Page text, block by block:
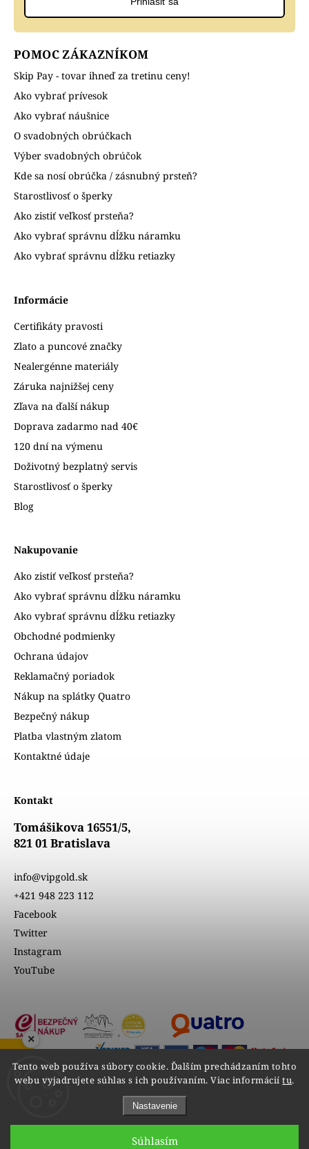
Tento web používa súbory cookie. Ďalším prechádzaním tohto
webu vyjadrujete súhlas s ich používaním. Viac informáciítu.
Nastavenie
Súhlasím
POMOC ZÁKAZNÍKOM
Skip Pay - tovar ihneď za tretinu ceny!
Ako vybrať prívesok
Ako vybrať náušnice
O svadobných obrúčkach
Výber svadobných obrúčok
Kde sa nosí obrúčka / zásnubný prsteň?
Starostlivosť o šperky
Ako zistiť veľkosť prsteňa?
Ako vybrať správnu dĺžku náramku
Ako vybrať správnu dĺžku retiazky
Informácie
Certifikáty pravosti
Zlato a puncové značky
Nealergénne materiály
Záruka najnižšej ceny
Zľava na ďalší nákup
Doprava zadarmo nad 40€
120 dní na výmenu
Doživotný bezplatný servis
Starostlivosť o šperky
Blog
Nakupovanie
Ako zistiť veľkosť prsteňa?
Ako vybrať správnu dĺžku náramku
Ako vybrať správnu dĺžku retiazky
Obchodné podmienky
Ochrana údajov
Reklamačný poriadok
Nákup na splátky Quatro
Bezpečný nákup
Platba vlastným zlatom
Kontaktné údaje
Kontakt
Tomášikova 16551/5,
821 01 Bratislava
info@vipgold.sk
+421 948 223 112
Facebook
Twitter
Instagram
YouTube
ZOBRAZIŤ RECENZIE
×